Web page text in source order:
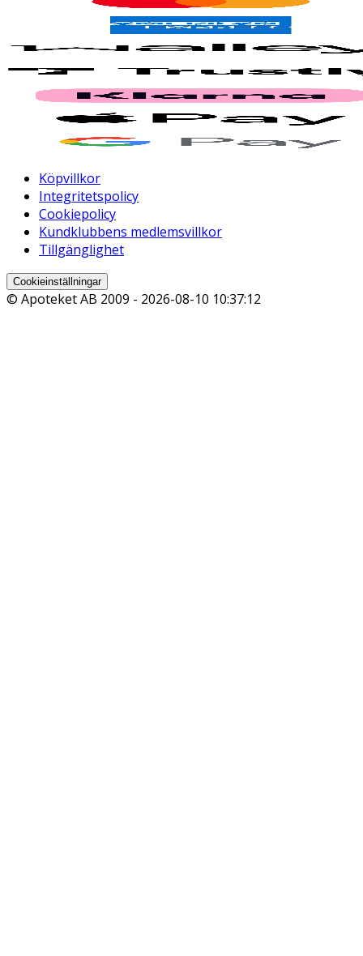
Köpvillkor
Integritetspolicy
Cookiepolicy
Kundklubbens medlemsvillkor
Tillgänglighet
Cookieinställningar
© Apoteket AB 2009 - 2026-08-10 10:37:12